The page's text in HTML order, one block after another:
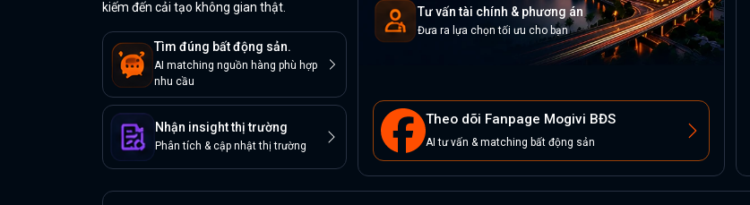
kiếm đến cải tạo không gian thật.
Tìm đúng bất động sản.
AI matching nguồn hàng phù hợp
nhu cầu
Nhận insight thị trường
Phân tích & cập nhật thị trường
Tư vấn tài chính & phương án
Đưa ra lựa chọn tối ưu cho bạn
Theo dõi Fanpage Mogivi BĐS
AI tư vấn & matching bất động sản